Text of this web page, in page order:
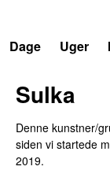
Dage
Uger
Sulka
Denne kunstner/
siden vi startede
2019.